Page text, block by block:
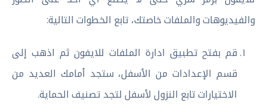
والفيديوهات والملفات خاصتك، تابع الخطوات التالية:
قم بفتح تطبيق ادارة الملفات للايفون ثم اذهب إلى
قسم الإعدادات من الأسفل، ستجد أمامك العديد من
الاختيارات تابع النزول لأسفل لتجد تصنيف الحماية.